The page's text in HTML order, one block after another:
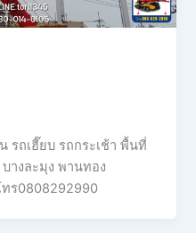
รถเฮี๊ยบ รถกระเช้า พื้นที่
างละมุง พานทอง
ร0808292990